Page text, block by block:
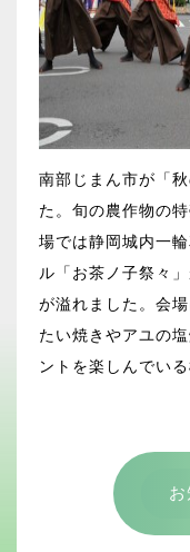
南部じまん市が「
た。旬の農作物の
場では静岡城内一
ル「お茶ノ子祭々
が溢れました。会
たい焼きやアユの
ントを楽しんでいる